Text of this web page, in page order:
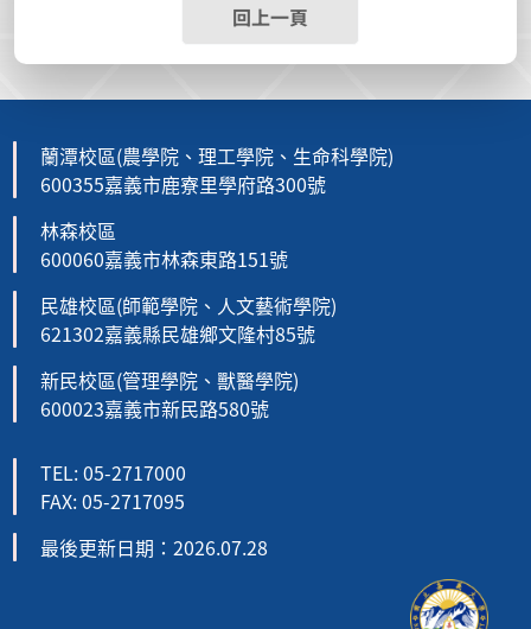
回上一頁
蘭潭校區(農學院、理工學院、生命科學院)
600355嘉義市鹿寮里學府路300號
林森校區
600060嘉義市林森東路151號
民雄校區(師範學院、人文藝術學院)
621302嘉義縣民雄鄉文隆村85號
新民校區(管理學院、獸醫學院)
600023嘉義市新民路580號
TEL: 05-2717000
FAX: 05-2717095
最後更新日期：2026.07.28